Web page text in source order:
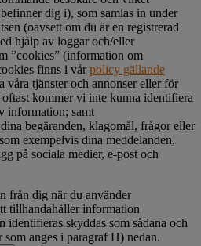
dig i), som samlas in under
(oavsett om du är en registrerad
hjälp av loggar och/eller
”cookies” (information om
finns i vårpolicy gällande
våra tjänster och annonser eller för
kommer vi inte kunna identifiera
information; samt
begäranden, klagomål, frågor eller
exempelvis dina meddelanden,
på sociala medier, e-post och
från dig när du använder
tillhandahåller information
identifieras skyddas som sådana och
anges i paragraf H) nedan.